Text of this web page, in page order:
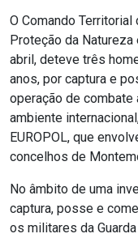
O Comando
Proteção da Natureza
abril, deteve três
anos, por captura e
operação de combate
ambiente
EUROPOL, que
concelhos de
No âmbito de uma
captura, posse e
os militares da